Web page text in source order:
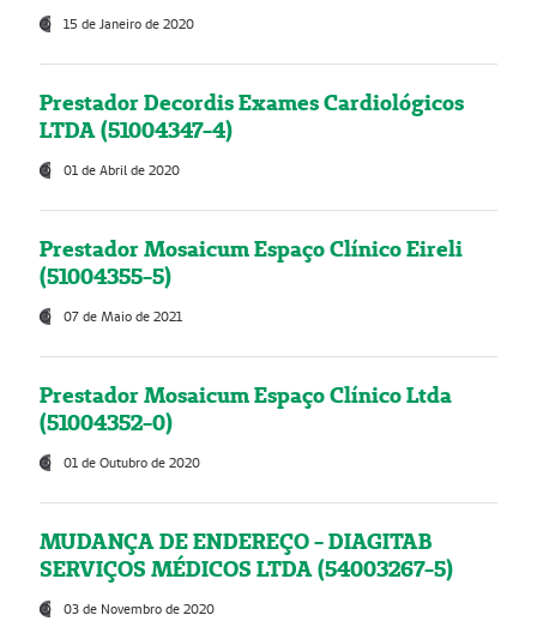
15 de Janeiro de 2020
Prestador Decordis Exames Cardiológicos
LTDA (51004347-4)
01 de Abril de 2020
Prestador Mosaicum Espaço Clínico Eireli
(51004355-5)
07 de Maio de 2021
Prestador Mosaicum Espaço Clínico Ltda
(51004352-0)
01 de Outubro de 2020
MUDANÇA DE ENDEREÇO - DIAGITAB
SERVIÇOS MÉDICOS LTDA (54003267-5)
03 de Novembro de 2020